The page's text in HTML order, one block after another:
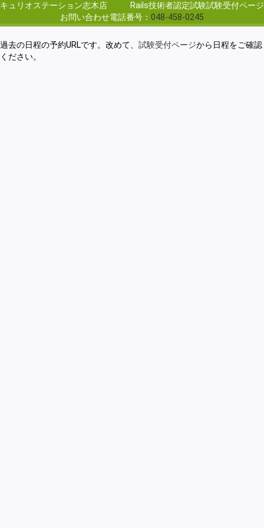
キュリオステーション志木店
Rails技術者認定試験試験受付ページ
お問い合わせ電話番号： 048-458-0245
過去の日程の予約URLです。改めて、 試験受付ページから日程をご確認
ください。